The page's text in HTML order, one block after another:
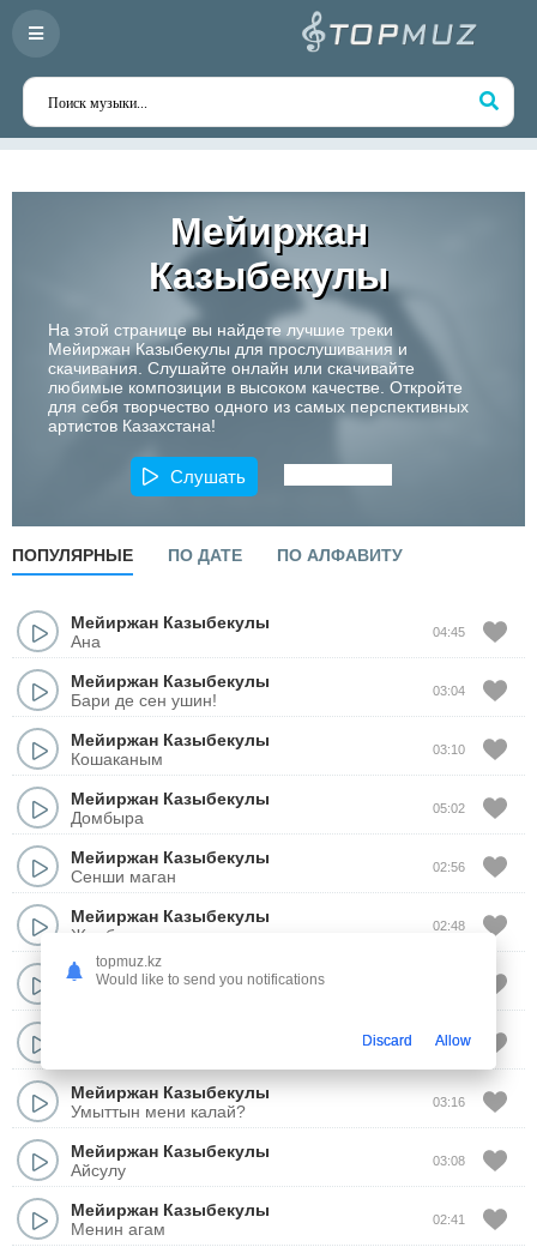
Мейиржан
Казыбекулы
На этой странице вы найдете лучшие треки
Мейиржан Казыбекулы для прослушивания и
скачивания. Слушайте онлайн или скачивайте
любимые композиции в высоком качестве. Откройте
для себя творчество одного из самых перспективных
артистов Казахстана!
Слушать
ПОПУЛЯРНЫЕ ПО ДАТЕ ПО АЛФАВИТУ
Мейиржан Казыбекулы
Ана
04:45
Мейиржан Казыбекулы
Бари де сен ушин!
03:04
Мейиржан Казыбекулы
Кошаканым
03:10
Мейиржан Казыбекулы
Домбыра
05:02
Мейиржан Казыбекулы
Сенши маган
02:56
Мейиржан Казыбекулы
Жанбыр жауды
02:48
Мейиржан Казыбекулы
02:45
Мейиржан Казыбекулы
Умыттын мени калай?
03:16
Мейиржан Казыбекулы
Айсулу
03:08
Мейиржан Казыбекулы
Менин агам
02:41
topmuz.kz
Would like to send you notifications
Discard Allow